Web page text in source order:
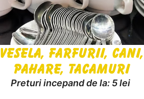
Vesela, farfurii, cani,
pahare, tacamuri
Preturi incepand de la: 5 lei